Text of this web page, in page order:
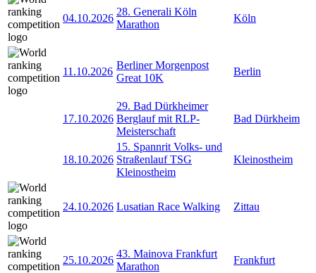
04.10.2026
28. Generali Köln
Marathon
Köln
11.10.2026
Berliner Morgenpost
Great 10K
Berlin
17.10.2026
29. Bad Dürkheimer
Berglauf mit RLP-
Meisterschaft
Bad Dürkheim
18.10.2026
15. Spannrit Volks- und
Straßenlauf TSG
Kleinostheim
Kleinostheim
24.10.2026 Lusatian Race Walking Zittau
25.10.2026
43. Mainova Frankfurt
Marathon
Frankfurt